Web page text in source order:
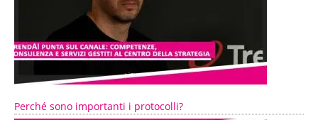
Perché sono importanti i protocolli?